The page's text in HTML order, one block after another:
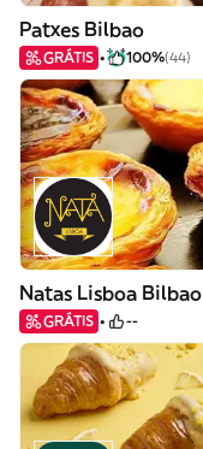
Patxes Bilbao
GRÁTIS 100%(44)
Natas Lisboa Bilbao
GRÁTIS --